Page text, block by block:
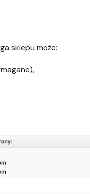
sklepu może: